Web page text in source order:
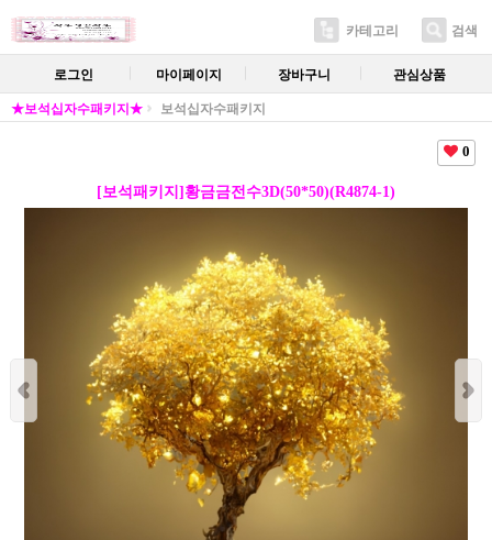
카테고리 검색
로그인 마이페이지 장바구니 관심상품
★보석십자수패키지★ 보석십자수패키지
0
[보석패키지]황금금전수3D(50*50)(R4874-1)